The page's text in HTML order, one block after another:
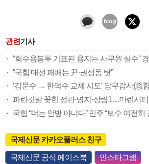
관련기사
“국힘 대선 패배는 尹·권성동 탓”
‘김문수 → 한덕수 교체 시도’ 당무감사(종
국힘 “더는 안방 아니다” 민주 “보수 여전히
국제신문 카카오플러스 친구
국제신문 공식 페이스북 인스타그램